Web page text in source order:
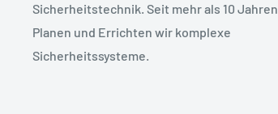
Sicherheitstechnik. Seit mehr als 10 Jahren
Planen und Errichten wir komplexe
Sicherheitssysteme.